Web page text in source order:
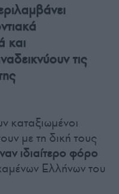
και
τις
καταξιωμένοι
με τη δική τους
ιδιαίτερο φόρο
Ελλήνων του